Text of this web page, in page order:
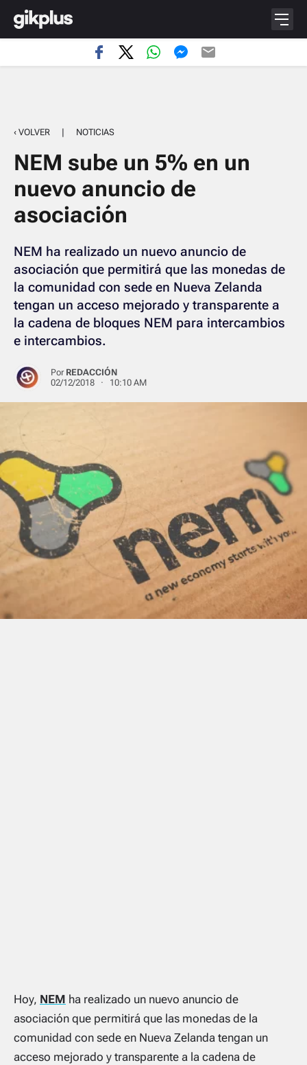
‹ VOLVER | NOTICIAS
NEM sube un 5% en un
nuevo anuncio de
asociación
NEM ha realizado un nuevo anuncio de
asociación que permitirá que las monedas de
la comunidad con sede en Nueva Zelanda
tengan un acceso mejorado y transparente a
la cadena de bloques NEM para intercambios
e intercambios.
Por REDACCIÓN
02/12/2018 · 10:10 AM
Hoy, NEM ha realizado un nuevo anuncio de
asociación que permitirá que las monedas de la
comunidad con sede en Nueva Zelanda tengan un
acceso mejorado y transparente a la cadena de